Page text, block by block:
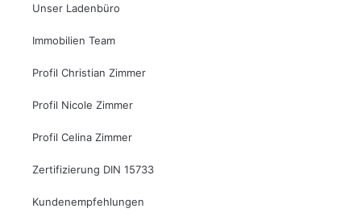
Unser Ladenbüro
Immobilien Team
Profil Christian Zimmer
Profil Nicole Zimmer
Profil Celina Zimmer
Zertifizierung DIN 15733
Kundenempfehlungen